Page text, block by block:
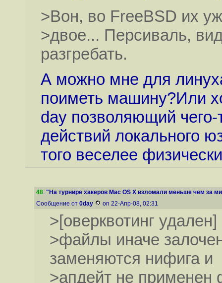
>Вон, во FreeBSD их
>двое... Персиваль,
разгребать.
А можно мне для
поиметь машину?Или
day позволяющий чего-
действий локального
того веселее
48. "На турнире хакеров Mac OS X взломали меньше чем за
Сообщение от 0day on 22-Апр-08, 02:31
>[оверквотинг удален]
>файлы иначе
заменяются нифига и
>апдейт не применен